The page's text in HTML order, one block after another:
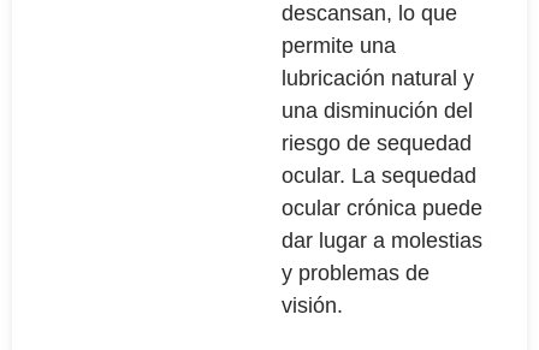
descansan, lo que
permite una
lubricación natural y
una disminución del
riesgo de sequedad
ocular. La sequedad
ocular crónica puede
dar lugar a molestias
y problemas de
visión.